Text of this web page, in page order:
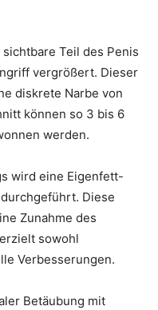
Teil des Penis
vergrößert. Dieser
diskrete Narbe von
können so 3 bis 6
werden.
wird eine Eigenfett-
Diese
Zunahme des
sowohl
Verbesserungen.
Betäubung mit